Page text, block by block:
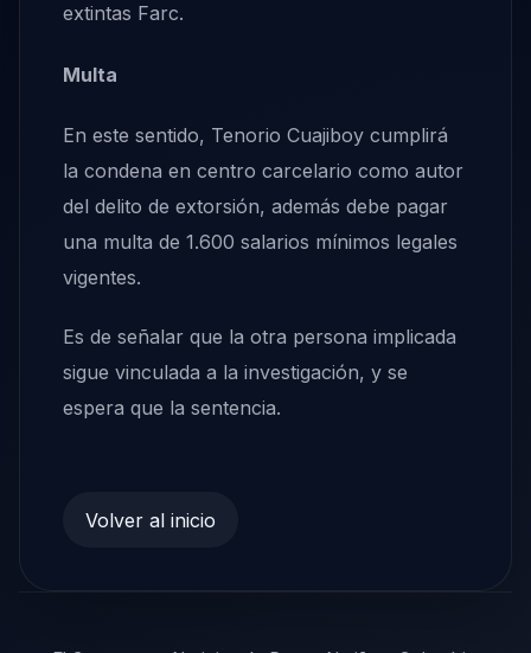
extintas Farc.
Multa
En este sentido, Tenorio Cuajiboy cumplirá
la condena en centro carcelario como autor
del delito de extorsión, además debe pagar
una multa de 1.600 salarios mínimos legales
vigentes.
Es de señalar que la otra persona implicada
sigue vinculada a la investigación, y se
espera que la sentencia.
Volver al inicio